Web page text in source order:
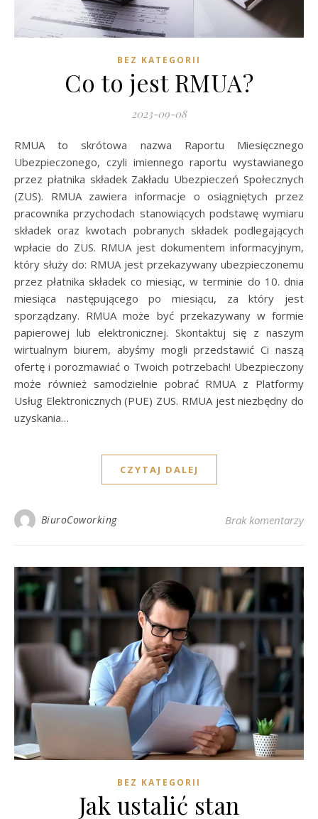
BEZ KATEGORII
Co to jest RMUA?
2023-09-08
RMUA to skrótowa nazwa Raportu Miesięcznego
Ubezpieczonego, czyli imiennego raportu wystawianego
przez płatnika składek Zakładu Ubezpieczeń Społecznych
(ZUS). RMUA zawiera informacje o osiągniętych przez
pracownika przychodach stanowiących podstawę wymiaru
składek oraz kwotach pobranych składek podlegających
wpłacie do ZUS. RMUA jest dokumentem informacyjnym,
który służy do: RMUA jest przekazywany ubezpieczonemu
przez płatnika składek co miesiąc, w terminie do 10. dnia
miesiąca następującego po miesiącu, za który jest
sporządzany. RMUA może być przekazywany w formie
papierowej lub elektronicznej. Skontaktuj się z naszym
wirtualnym biurem, abyśmy mogli przedstawić Ci naszą
ofertę i porozmawiać o Twoich potrzebach! Ubezpieczony
może również samodzielnie pobrać RMUA z Platformy
Usług Elektronicznych (PUE) ZUS. RMUA jest niezbędny do
uzyskania…
CZYTAJ DALEJ
BiuroCoworking Brak komentarzy
BEZ KATEGORII
Jak ustalić stan